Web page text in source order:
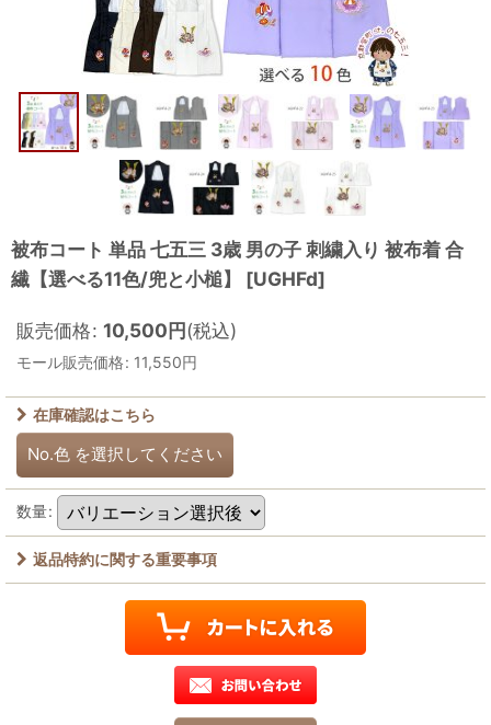
被布コート 単品 七五三 3歳 男の子 刺繍入り 被布着 合
繊【選べる11色/兜と小槌】
[UGHFd]
販売価格: 10,500円(税込)
モール販売価格: 11,550円
在庫確認はこちら
No.色 を選択してください
数量:
返品特約に関する重要事項